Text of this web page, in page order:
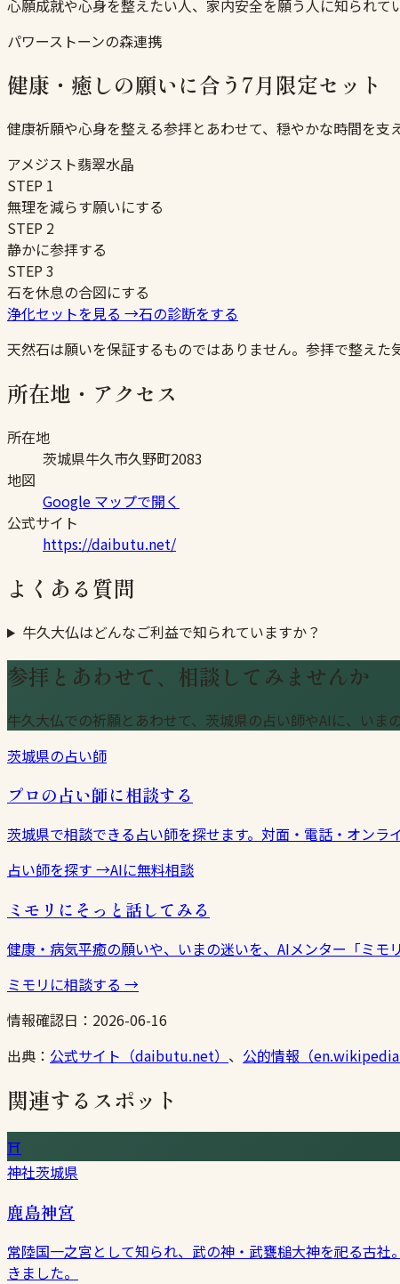
心願成就や心身を整えたい人、家内安全を願う人に知られて
パワーストーンの森連携
健康・癒しの願いに合う7月限定セット
健康祈願や心身を整える参拝とあわせて、穏やかな時間を支
アメジスト翡翠水晶
STEP 1
無理を減らす願いにする
STEP 2
静かに参拝する
STEP3
石を休息の合図にする
浄化セットを見る →石の診断をする
天然石は願いを保証するものではありません。参拝で整えた
所在地・アクセス
所在地
茨城県牛久市久野町2083
地図
Google マップで開く
公式サイト
https://daibutu.net/
よくある質問
牛久大仏はどんなご利益で知られていますか？
参拝とあわせて、相談してみませんか
牛久大仏での祈願とあわせて、茨城県の占い師やAIに、いま
茨城県の占い師
プロの占い師に相談する
茨城県で相談できる占い師を探せます。対面・電話・オンラ
占い師を探す →AIに無料相談
ミモリにそっと話してみる
健康・病気平癒の願いや、いまの迷いを、AIメンター「ミモ
ミモリに相談する →
情報確認日： 2026-06-16
出典： 公式サイト（daibutu.net） 、 公的情報（
関連するスポット
⛩
神社茨城県
鹿島神宮
常陸国一之宮として知られ、武の神・武甕槌大神を祀る古
きました。